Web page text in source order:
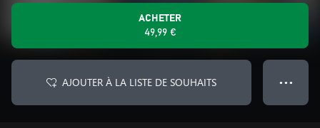
ACHETER
49,99 €
AJOUTER À LA LISTE DE SOUHAITS ● ● ●